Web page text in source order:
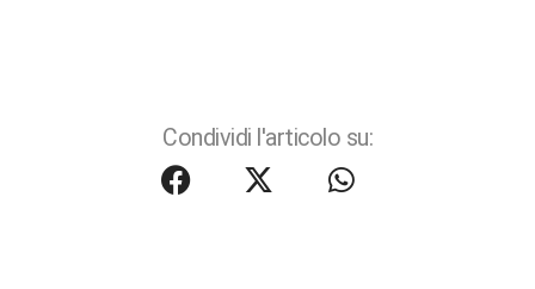
Condividi l'articolo su: